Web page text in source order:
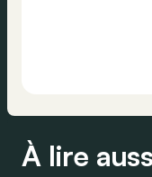
À lire